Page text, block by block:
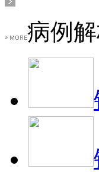
病例